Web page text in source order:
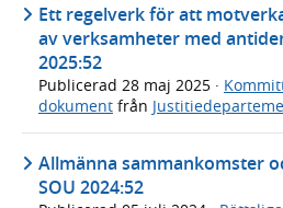
Ett regelverk för att
av verksamheter med
2025:52
Publicerad 28 maj 2025 ·
dokument från
Allmänna sammankomster
SOU 2024:52